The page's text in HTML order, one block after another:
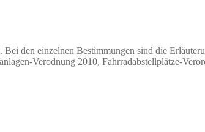
den einzelnen Bestimmungen sind die
Verodnung 2010, Fahrradabstellplätze-